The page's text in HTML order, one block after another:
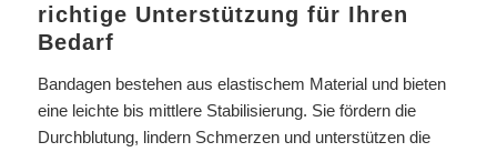
richtige Unterstützung für Ihren
Bedarf
Bandagen bestehen aus elastischem Material und bieten
eine leichte bis mittlere Stabilisierung. Sie fördern die
Durchblutung, lindern Schmerzen und unterstützen die